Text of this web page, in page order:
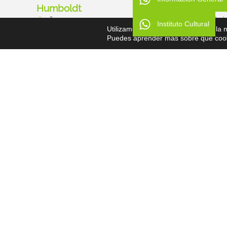
Humboldt
Cursos
Utilizamos cookies para ofrecerte la
Puedes aprender más sobre qué
Instituto Cultural